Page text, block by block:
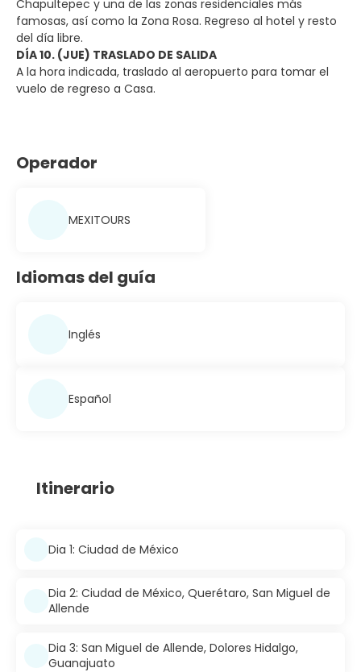
Chapultepec y una de las zonas residenciales más
famosas, así como la Zona Rosa. Regreso al hotel y resto
del día libre.
DÍA 10. (JUE) TRASLADO DE SALIDA
A la hora indicada, traslado al aeropuerto para tomar el
vuelo de regreso a Casa.
Operador
MEXITOURS
Idiomas del guía
Inglés
Español
Itinerario
Dia 1: Ciudad de México
Dia 2: Ciudad de México, Querétaro, San Miguel de
Allende
Dia 3: San Miguel de Allende, Dolores Hidalgo,
Guanajuato